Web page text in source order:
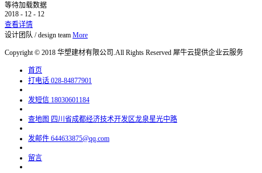
等待加载数据
2018 - 12 - 12
查看详情
设计团队 / design team More
Copyright © 2018 华塑建材有限公司.All Rights Reserved 犀牛云提供企业云服务
首页
打电话 028-84877901
发短信 18030601184
查地图 四川省成都经济技术开发区龙泉星光中路
发邮件 644633875@qq.com
留言